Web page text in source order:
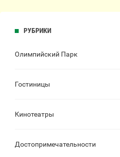
РУБРИКИ
Олимпийский Парк
Гостиницы
Кинотеатры
Достопримечательности